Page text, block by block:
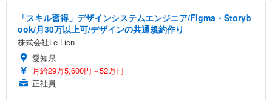
「スキル習得」デザインシステムエンジニア/Figma・Storyb
ook/月30万以上可/デザインの共通規約作り
株式会社Le Lien
愛知県
月給29万5,600円～52万円
正社員